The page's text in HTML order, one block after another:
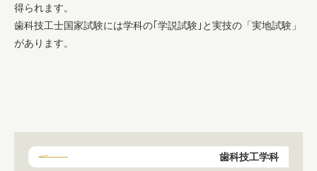
学内専用サイト
得られます。
歯科技工士国家試験には学科の｢学説試験｣と実技の「実地試験」
があります。
歯科技工学科